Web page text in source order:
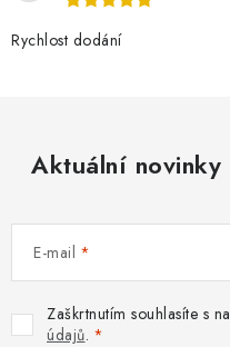
Rychlost dodání
Aktuální novinky
E-mail
Zaškrtnutím souhlasíte s
údajů.